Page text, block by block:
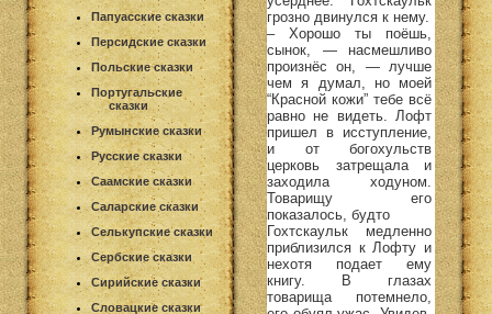
Папуасские сказки
Персидские сказки
Польские сказки
Португальские
сказки
Румынские сказки
Русские сказки
Саамские сказки
Саларские сказки
Селькупские сказки
Сербские сказки
Сирийские сказки
Словацкие сказки
грозно двинулся к нему.
– Хорошо ты поёшь,
сынок, — насмешливо
произнёс он, — лучше
чем я думал, но моей
“Красной кожи” тебе всё
равно не видеть. Лофт
пришел в исступление,
и от богохульств
церковь затрещала и
заходила ходуном.
Товарищу его
показалось, будто
Гохтскаульк медленно
приблизился к Лофту и
нехотя подает ему
книгу. В глазах
товарища потемнело,